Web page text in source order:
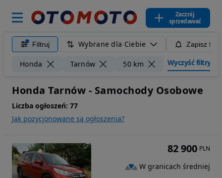
Zacznij
sprzedawać
Filtruj Wybrane dla Ciebie Zapisz
Honda Tarnów 50 km Wyczyść filtry
Honda Tarnów - Samochody Osobowe
Liczba ogłoszeń: 77
Jak pozycjonowane są ogłoszenia?
82 900 PLN
W granicach średniej